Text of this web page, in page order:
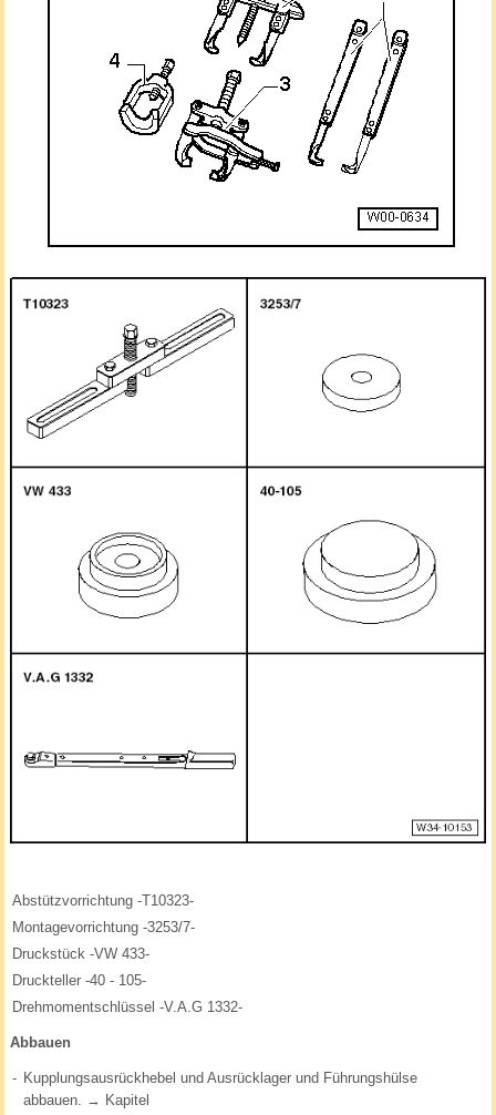
Abstützvorrichtung -T10323-
Montagevorrichtung -3253/7-
Druckstück -VW 433-
Druckteller -40 - 105-
Drehmomentschlüssel -V.A.G 1332-
Abbauen
- Kupplungsausrückhebel und Ausrücklager und Führungshülse
abbauen. → Kapitel